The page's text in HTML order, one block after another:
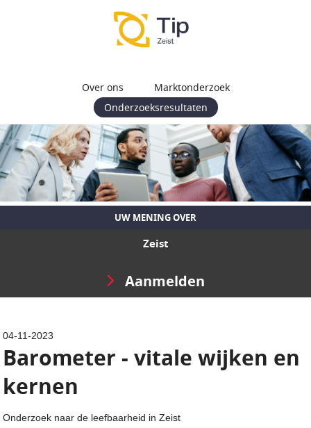
Over ons
Marktonderzoek
Onderzoeksresultaten
UW MENING OVER
Zeist
Aanmelden
04-11-2023
Barometer - vitale wijken en
kernen
Onderzoek naar de leefbaarheid in Zeist